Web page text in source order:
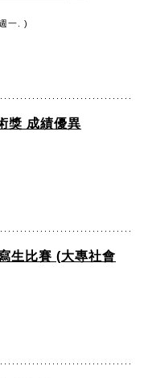
一. )
獎 成績優異
生比賽 (大專社會